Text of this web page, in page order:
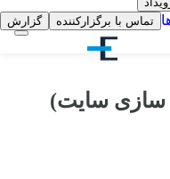
تماس با برگزارکننده گزارش
سازی سایت)